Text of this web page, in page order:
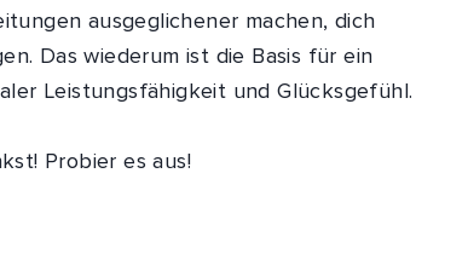
ausgeglichener machen, dich
Das wiederum ist die Basis für ein
Leistungsfähigkeit und Glücksgefühl.
Probier es aus!